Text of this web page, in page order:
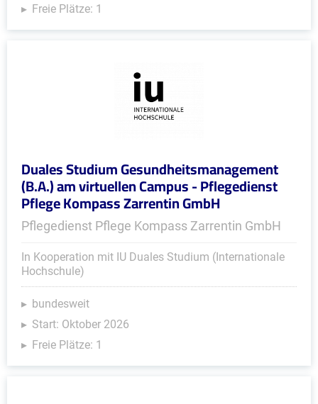
Freie Plätze: 1
Duales Studium Gesundheitsmanagement
(B.A.) am virtuellen Campus - Pflegedienst
Pflege Kompass Zarrentin GmbH
Pflegedienst Pflege Kompass Zarrentin GmbH
In Kooperation mit IU Duales Studium (Internationale
Hochschule)
bundesweit
Start: Oktober 2026
Freie Plätze: 1